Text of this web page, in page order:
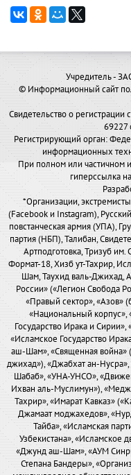
Учредитель -
© Информационный сайт
Свидетельство о
69227
Регистрирующий орган:
информационных
При полном или частичном
гиперссылка
*Организации,
(Facebook и Instagram),
повстанческая армия (УПА),
партия (НБП), Талибан,
Артподготовка, Тризуб
Формат-18, Хизб ут-Тахрир,
Шам, Таухид валь-Джихад,
России» («Легион Свобода
«Правый сектор», «Азов»
«Национальный корпус»,
Государство Ирака и
«Исламское Государство
аш-Шам», «Священная война»
джихад»), «Джабхат ан-
Шабаб», «УНА-УНСО»,
Ихван аль-Муслимун»),
Тахрир», «Имарат Кавказ»
Джамаат моджахедов»,
Тайба», «Исламская
Узбекистана», «Исламское
«Джунд аш-Шам», «АУМ
Степана Бандеры»,